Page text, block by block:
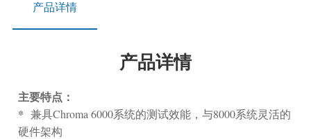
产品详情
产品详情
主要特点：
* 兼具Chroma 6000系统的测试效能，与8000系统灵活的
硬件架构